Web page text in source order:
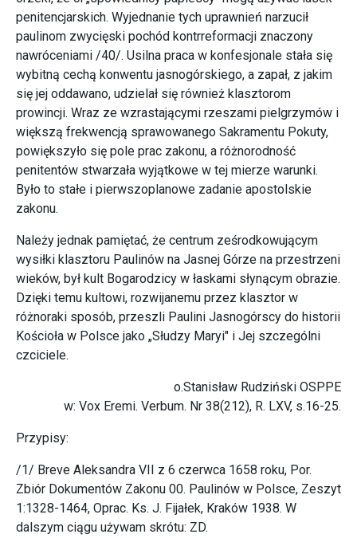
penitencjarskich. Wyjednanie tych uprawnień narzucił
paulinom zwycięski pochód kontrreformacji znaczony
nawróceniami /40/. Usilna praca w konfesjonale stała się
wybitną cechą konwentu jasnogórskiego, a zapał, z jakim
się jej oddawano, udzielał się również klasztorom
prowincji. Wraz ze wzrastającymi rzeszami pielgrzymów i
większą frekwencją sprawowanego Sakramentu Pokuty,
powiększyło się pole prac zakonu, a różnorodność
penitentów stwarzała wyjątkowe w tej mierze warunki.
Było to stałe i pierwszoplanowe zadanie apostolskie
zakonu.
Należy jednak pamiętać, że centrum ześrodkowującym
wysiłki klasztoru Paulinów na Jasnej Górze na przestrzeni
wieków, był kult Bogarodzicy w łaskami słynącym obrazie.
Dzięki temu kultowi, rozwijanemu przez klasztor w
różnoraki sposób, przeszli Paulini Jasnogórscy do historii
Kościoła w Polsce jako „Słudzy Maryi" i Jej szczególni
czciciele.
o.Stanisław Rudziński OSPPE
w: Vox Eremi. Verbum. Nr 38(212), R. LXV, s.16-25.
Przypisy:
/1/ Breve Aleksandra VII z 6 czerwca 1658 roku, Por.
Zbiór Dokumentów Zakonu 00. Paulinów w Polsce, Zeszyt
1:1328-1464, Oprac. Ks. J. Fijałek, Kraków 1938. W
dalszym ciągu używam skrótu: ZD.